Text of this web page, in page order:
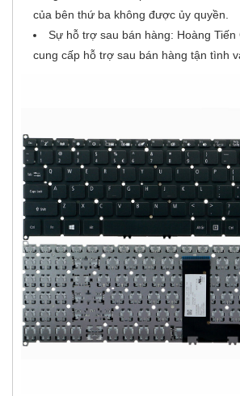
của bên thứ ba không được ủy quyền.
Sự hỗ trợ sau bán hàng: Hoàng Tiến
cung cấp hỗ trợ sau bán hàng tận tình